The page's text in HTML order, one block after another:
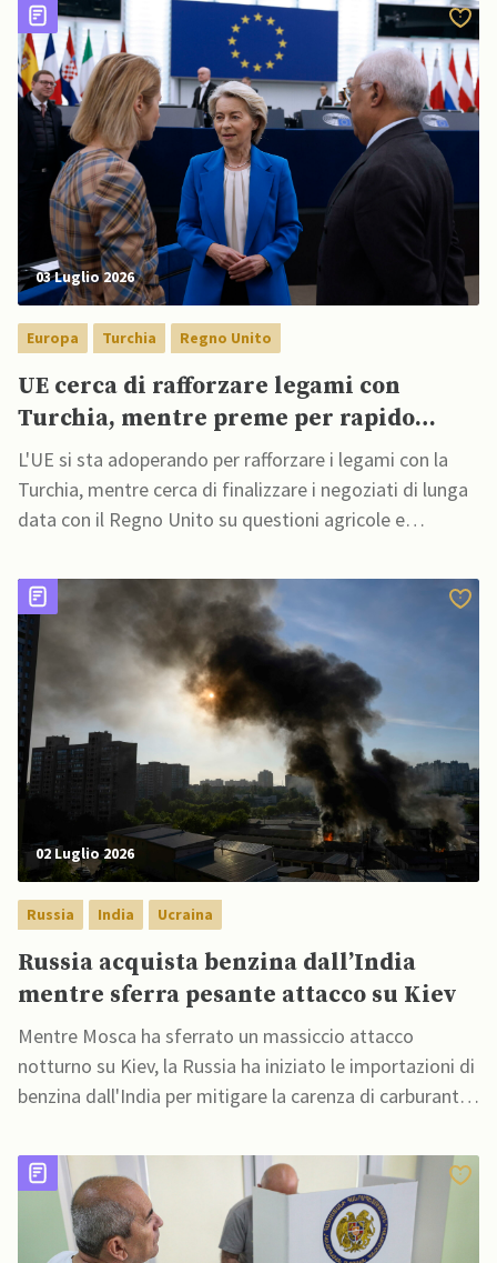
03 Luglio 2026
Europa Turchia Regno Unito
UE cerca di rafforzare legami con
Turchia, mentre preme per rapido
accordo con UK post Starmer
L'UE si sta adoperando per rafforzare i legami con la
Turchia, mentre cerca di finalizzare i negoziati di lunga
data con il Regno Unito su questioni agricole e
02 Luglio 2026
Russia India Ucraina
Russia acquista benzina dall’India
mentre sferra pesante attacco su Kiev
Mentre Mosca ha sferrato un massiccio attacco
notturno su Kiev, la Russia ha iniziato le importazioni di
benzina dall'India per mitigare la carenza di carburante